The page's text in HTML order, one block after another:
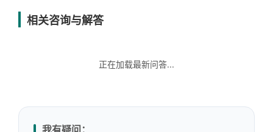
相关咨询与解答
正在加载最新问答...